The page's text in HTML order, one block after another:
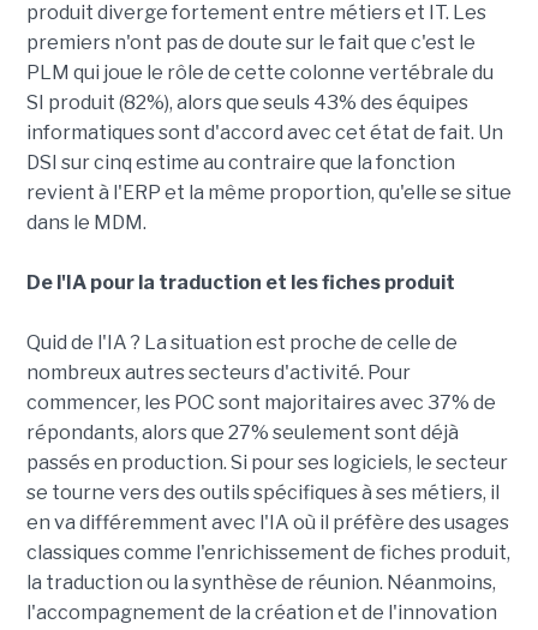
produit diverge fortement entre métiers et IT. Les
premiers n'ont pas de doute sur le fait que c'est le
PLM qui joue le rôle de cette colonne vertébrale du
SI produit (82%), alors que seuls 43% des équipes
informatiques sont d'accord avec cet état de fait. Un
DSI sur cinq estime au contraire que la fonction
revient à l'ERP et la même proportion, qu'elle se situe
dans le MDM.
De l'IA pour la traduction et les fiches produit
Quid de l'IA ? La situation est proche de celle de
nombreux autres secteurs d'activité. Pour
commencer, les POC sont majoritaires avec 37% de
répondants, alors que 27% seulement sont déjà
passés en production. Si pour ses logiciels, le secteur
se tourne vers des outils spécifiques à ses métiers, il
en va différemment avec l'IA où il préfère des usages
classiques comme l'enrichissement de fiches produit,
la traduction ou la synthèse de réunion. Néanmoins,
l'accompagnement de la création et de l'innovation